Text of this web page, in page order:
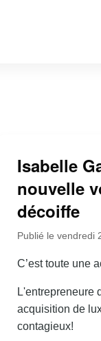
Isabelle
nouvelle
décoiffe
Publié le vendredi
C’est toute une
L'entrepreneure
acquisition de
contagieux!